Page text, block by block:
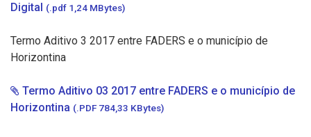
Digital (.pdf 1,24 MBytes)
Termo Aditivo 3 2017 entre FADERS e o município de
Horizontina
Termo Aditivo 03 2017 entre FADERS e o município de
Horizontina (.PDF 784,33 KBytes)